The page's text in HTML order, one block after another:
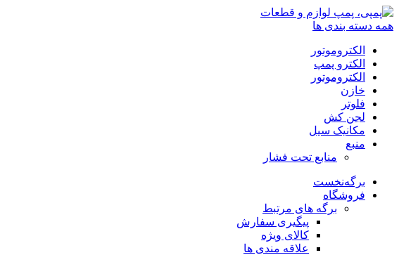
همه دسته بندی ها
الکتروموتور
الکترو پمپ
الکتروموتور
خازن
فلوتر
لجن کش
مکانیک سیل
منبع
منابع تحت فشار
برگه‌نخست
فروشگاه
برگه های مرتبط
پیگیری سفارش
کالای ویژه
علاقه مندی ها